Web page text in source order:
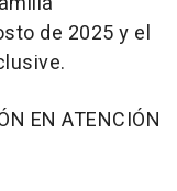
de 2025 y el
EN ATENCIÓN